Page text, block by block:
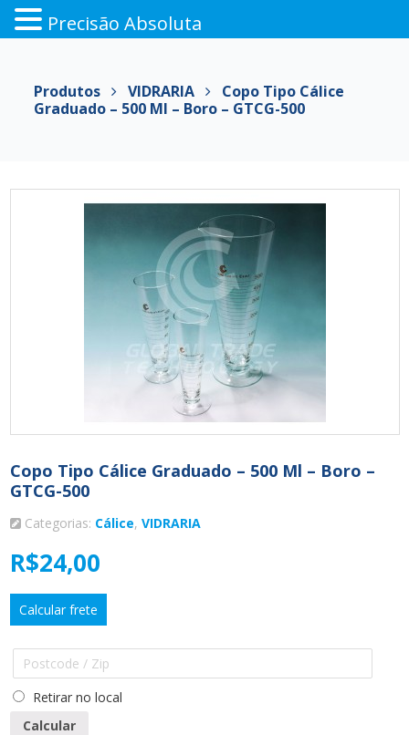
conteúdo
Produtos VIDRARIA
Copo Tipo Cálice
Graduado – 500 Ml – Boro – GTCG-500
Copo Tipo Cálice Graduado – 500 Ml – Boro –
GTCG-500
Categorias: Cálice, VIDRARIA
R$24,00
Calcular frete
Retirar no local
Calcular
Precisão Absoluta